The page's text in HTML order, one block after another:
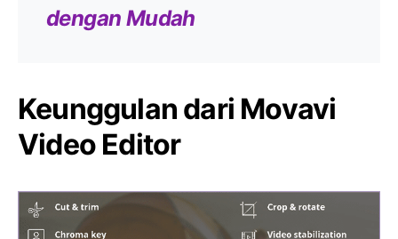
dengan Mudah
Keunggulan dari Movavi
Video Editor